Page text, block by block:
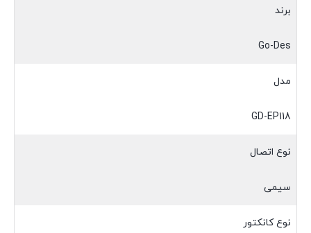
برند
Go-Des
مدل
GD-EP118
نوع اتصال
سیمی
نوع کانکتور